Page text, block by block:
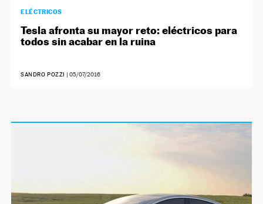
ELÉCTRICOS
Tesla afronta su mayor reto: eléctricos para
todos sin acabar en la ruina
SANDRO POZZI |05/07/2016